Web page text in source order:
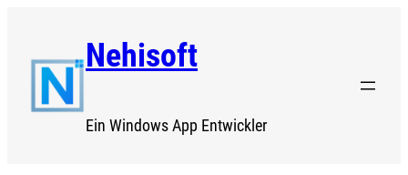
springen
Nehisoft
Ein Windows App Entwickler